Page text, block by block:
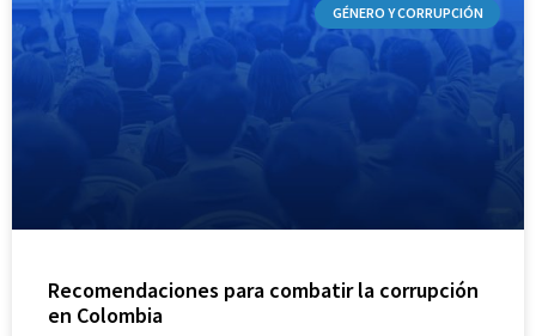
GÉNERO Y CORRUPCIÓN
Recomendaciones para combatir la corrupción
en Colombia